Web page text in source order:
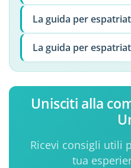
La guida per
La guida per
Unisciti alla
Ricevi consigli utili
tua